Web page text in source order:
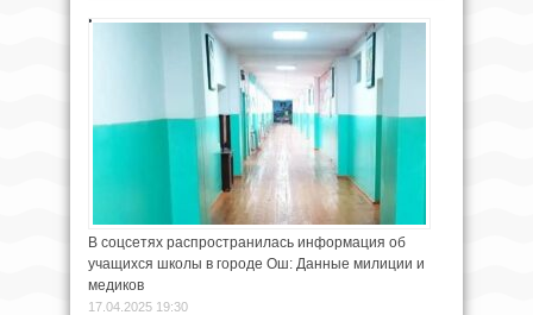
В соцсетях распространилась информация об
учащихся школы в городе Ош: Данные милиции и
медиков
17.04.2025 19:30